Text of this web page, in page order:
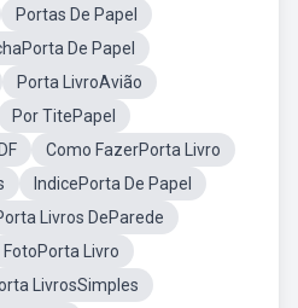
Portas De Papel
De Papel
Porta LivroAvião
Por TitePapel
Como FazerPorta Livro
IndicePorta De Papel
Livros DeParede
FotoPorta Livro
LivrosSimples